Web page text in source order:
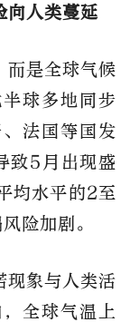
向人类蔓延
而是全球气候
球多地同步
法国等国发
5月出现盛
均水平的2至
险加剧。
现象与人类活
全球气温上